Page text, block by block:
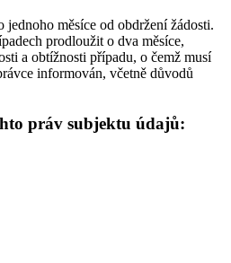
jednoho měsíce od obdržení žádosti.
prodloužit o dva měsíce,
a obtížnosti případu, o čemž musí
informován, včetně důvodů
práv subjektu údajů: